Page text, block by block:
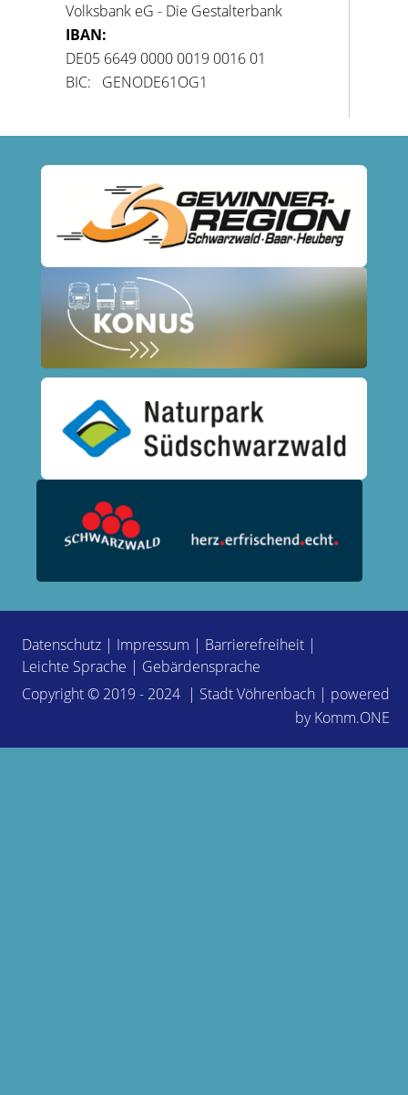
Volksbank eG - Die Gestalterbank
IBAN:
DE05 6649 0000 0019 0016 01
BIC: GENODE61OG1
Datenschutz | Impressum | Barrierefreiheit |
Leichte Sprache | Gebärdensprache
Copyright © 2019 - 2024 | Stadt Vöhrenbach | powered
byKomm.ONE